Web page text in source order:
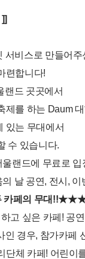
서비스로 만들어주
련합니다!
랜드 곳곳에서
제를 하는 Daum
있는 무대에서
수 있습니다.
랜드에 무료로 입
날 공연, 전시,
카페의 무대
고 싶은 카페! 공
경우, 참가카페
단체 카페! 어린이